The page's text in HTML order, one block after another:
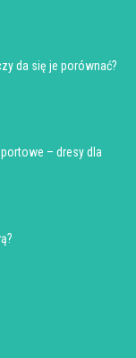
da się je porównać?
– dresy dla